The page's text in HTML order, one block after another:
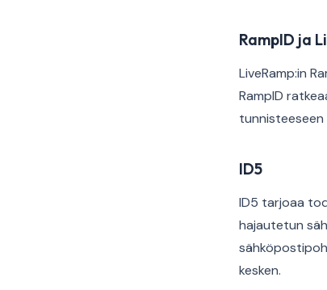
RampID ja
LiveRamp:in
RampID
ID5
ID5 tarjoaa
hajautetun
kesken.